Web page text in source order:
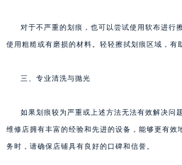
对于不严重的划痕，也可以尝试使用软布进行
使用粗糙或有磨损的材料。轻轻擦拭划痕区域，有
三、专业清洗与抛光
如果划痕较为严重或上述方法无法有效解决问
维修店拥有丰富的经验和先进的设备，能够更有效
务时，请确保店铺具有良好的口碑和信誉。